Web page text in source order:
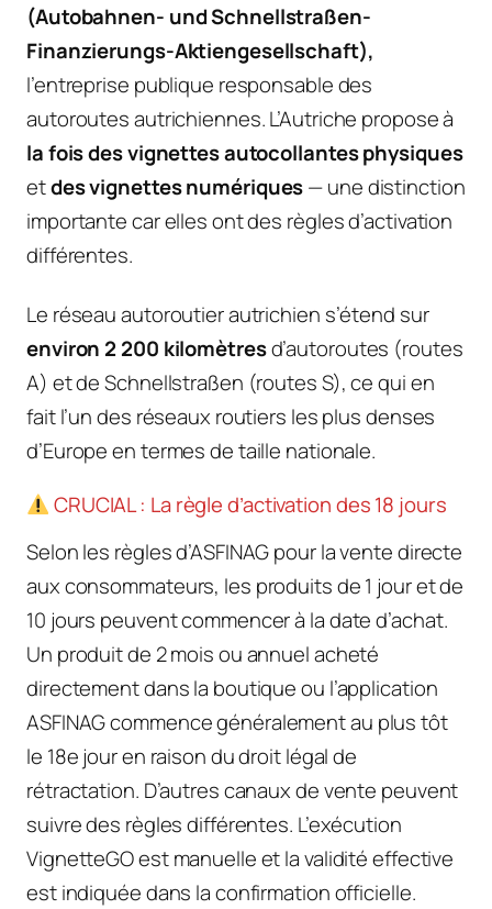
(Autobahnen- und Schnellstraßen-
Finanzierungs-Aktiengesellschaft),
l’entreprise publique responsable des
autoroutes autrichiennes. L’Autriche propose à
la fois des vignettes autocollantes physiques
etdes vignettes numériques— une distinction
importante car elles ont des règles d’activation
différentes.
Le réseau autoroutier autrichien s’étend sur
environ 2 200 kilomètresd’autoroutes (routes
A) et de Schnellstraßen (routes S), ce qui en
fait l’un des réseaux routiers les plus denses
d’Europe en termes de taille nationale.
CRUCIAL : La règle d’activation des 18 jours
Selon les règles d’ASFINAG pour la vente directe
aux consommateurs, les produits de 1 jour et de
10 jours peuvent commencer à la date d’achat.
Un produit de 2 mois ou annuel acheté
directement dans la boutique ou l’application
ASFINAG commence généralement au plus tôt
le 18e jour en raison du droit légal de
rétractation. D’autres canaux de vente peuvent
suivre des règles différentes. L’exécution
VignetteGO est manuelle et la validité effective
est indiquée dans la confirmation officielle.